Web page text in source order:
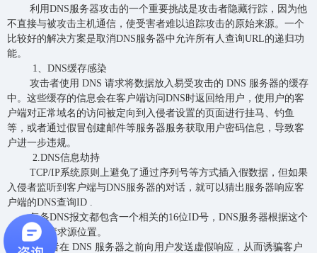
利用DNS服务器攻击的一个重要挑战是攻击者隐藏行踪，因为他
不直接与被攻击主机通信，使受害者难以追踪攻击的原始来源。一个
比较好的解决方案是取消DNS服务器中允许所有人查询URL的递归功
能。
1、DNS缓存感染
攻击者使用 DNS 请求将数据放入易受攻击的 DNS 服务器的缓存
中。这些缓存的信息会在客户端访问DNS时返回给用户，使用户的客
户端对正常域名的访问被定向到入侵者设置的页面进行挂马、钓鱼
等，或者通过假冒创建邮件等服务器服务获取用户密码信息，导致客
户进一步违规。
2.DNS信息劫持
TCP/IP系统原则上避免了通过序列号等方式插入假数据，但如果
入侵者监听到客户端与DNS服务器的对话，就可以猜出服务器响应客
户端的DNS查询ID .
每条DNS报文都包含一个相关的16位ID号，DNS服务器根据这个
ID号获取请求源位置。
攻击者在 DNS 服务器之前向用户发送虚假响应，从而诱骗客户